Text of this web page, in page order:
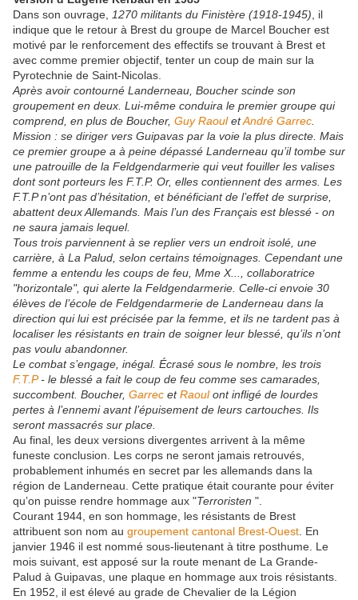
Dans son ouvrage,
1270 militants du Finistère (1918-1945) , il
indique que le retour à Brest du groupe de Marcel Boucher est
motivé par le renforcement des effectifs se trouvant à Brest et
avec comme premier objectif, tenter un coup de main sur la
Pyrotechnie de Saint-Nicolas.
Après avoir contourné Landerneau, Boucher scinde son
groupement en deux. Lui-même conduira le premier groupe qui
comprend, en plus de Boucher, Guy RaouletAndré Garrec
Mission : se diriger vers Guipavas par la voie la plus directe. Mais
ce premier groupe a à peine dépassé Landerneau qu’il tombe sur
une patrouille de la Feldgendarmerie qui veut fouiller les valises
dont sont porteurs les F.T.P. Or, elles contiennent des armes. Les
F.T.P n’ont pas d’hésitation, et bénéficiant de l’effet de surprise,
abattent deux Allemands. Mais l’un des Français est blessé - on
ne saura jamais lequel.
Tous trois parviennent à se replier vers un endroit isolé, une
carrière, à La Palud, selon certains témoignages. Cependant une
femme a entendu les coups de feu, Mme X..., collaboratrice
"horizontale", qui alerte la Feldgendarmerie. Celle-ci envoie 30
élèves de l’école de Feldgendarmerie de Landerneau dans la
direction qui lui est précisée par la femme, et ils ne tardent pas à
localiser les résistants en train de soigner leur blessé, qu’ils n’ont
pas voulu abandonner.
Le combat s’engage, inégal. Écrasé sous le nombre, les trois
F.T.P- le blessé a fait le coup de feu comme ses camarades,
succombent. Boucher, Garrec etRaoulont infligé de lourdes
pertes à l’ennemi avant l’épuisement de leurs cartouches. Ils
seront massacrés sur place.
Au final, les deux versions divergentes arrivent à la même
funeste conclusion. Les corps ne seront jamais retrouvés,
probablement inhumés en secret par les allemands dans la
région de Landerneau. Cette pratique était courante pour éviter
qu’on puisse rendre hommage aux "Terroristen ".
Courant 1944, en son hommage, les résistants de Brest
attribuent son nom au groupement cantonal Brest-Ouest . En
janvier 1946 il est nommé sous-lieutenant à titre posthume. Le
mois suivant, est apposé sur la route menant de La Grande-
Palud à Guipavas, une plaque en hommage aux trois résistants.
En 1952, il est élevé au grade de Chevalier de la Légion